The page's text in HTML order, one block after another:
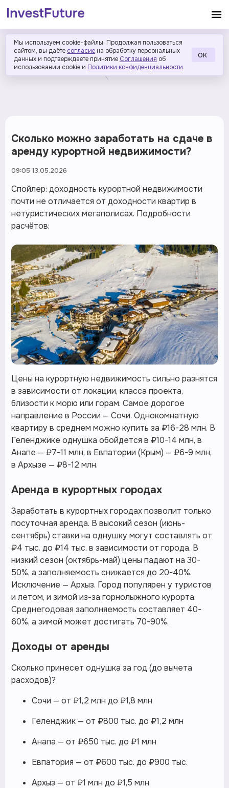
Мы используем cookie-файлы. Продолжая пользоваться
сайтом, вы даёте согласие на обработку персональных
данных и подтверждаете принятие Соглашения об
использовании cookie и Политики конфиденциальности.
ОК
Сколько можно заработать на сдаче в
аренду курортной недвижимости?
09:05 13.05.2026
Спойлер: доходность курортной недвижимости
почти не отличается от доходности квартир в
нетуристических мегаполисах. Подробности
расчётов:
Цены на курортную недвижимость сильно разнятся
в зависимости от локации, класса проекта,
близости к морю или горам. Самое дорогое
направление в России — Сочи. Однокомнатную
квартиру в среднем можно купить за ₽16-28 млн. В
Геленджике однушка обойдется в ₽10-14 млн, в
Анапе — ₽7-11 млн, в Евпатории (Крым) — ₽6-9 млн,
в Архызе — ₽8-12 млн.
Аренда в курортных городах
Заработать в курортных городах позволит только
посуточная аренда. В высокий сезон (июнь-
сентябрь) ставки на однушку могут составлять от
₽4 тыс. до ₽14 тыс. в зависимости от города. В
низкий сезон (октябрь-май) цены падают на 30-
50%, а заполняемость снижается до 20-40%.
Исключение — Архыз. Город популярен у туристов
и летом, и зимой из-за горнолыжного курорта.
Среднегодовая заполняемость составляет 40-
60%, а зимой может достигать 70-90%.
Доходы от аренды
Сколько принесет однушка за год (до вычета
расходов)?
Сочи — от ₽1,2 млн до ₽1,8 млн
Геленджик — от ₽800 тыс. до ₽1,2 млн
Анапа — от ₽650 тыс. до ₽1 млн
Евпатория — от ₽600 тыс. до ₽900 тыс.
Архыз — от ₽1 млн до ₽1,5 млн